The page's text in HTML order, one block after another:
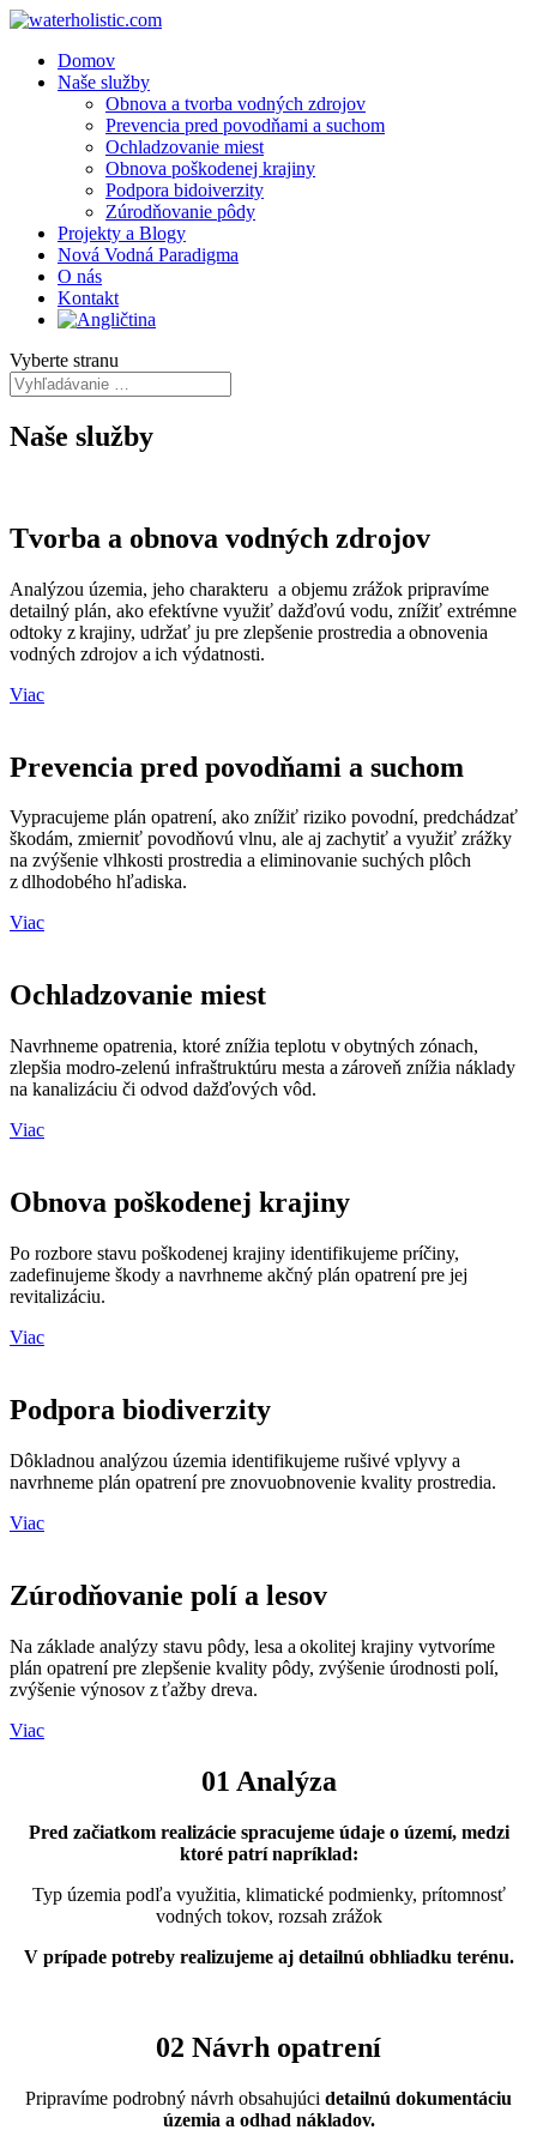
Domov
Naše služby
Obnova a tvorba vodných zdrojov
Prevencia pred povodňami a suchom
Ochladzovanie miest
Obnova poškodenej krajiny
Podpora bidoiverzity
Zúrodňovanie pôdy
Projekty a Blogy
Nová Vodná Paradigma
O nás
Kontakt
Vyberte stranu
Naše služby
Tvorba a obnova vodných zdrojov
Analýzou územia, jeho charakteru a objemu zrážok pripravíme
detailný plán, ako efektívne využiť dažďovú vodu, znížiť extrémne
odtoky z krajiny, udržať ju pre zlepšenie prostredia a obnovenia
vodných zdrojov a ich výdatnosti.
Viac
Prevencia pred povodňami a suchom
Vypracujeme plán opatrení, ako znížiť riziko povodní, predchádzať
škodám, zmierniť povodňovú vlnu, ale aj zachytiť a využiť zrážky
na zvýšenie vlhkosti prostredia a eliminovanie suchých plôch
z dlhodobého hľadiska.
Viac
Ochladzovanie miest
Navrhneme opatrenia, ktoré znížia teplotu v obytných zónach,
zlepšia modro-zelenú infraštruktúru mesta a zároveň znížia náklady
na kanalizáciu či odvod dažďových vôd.
Viac
Obnova poškodenej krajiny
Po rozbore stavu poškodenej krajiny identifikujeme príčiny,
zadefinujeme škody a navrhneme akčný plán opatrení pre jej
revitalizáciu.
Viac
Podpora biodiverzity
Dôkladnou analýzou územia identifikujeme rušivé vplyvy a
navrhneme plán opatrení pre znovuobnovenie kvality prostredia.
Viac
Zúrodňovanie polí a lesov
Na základe analýzy stavu pôdy, lesa a okolitej krajiny vytvoríme
plán opatrení pre zlepšenie kvality pôdy, zvýšenie úrodnosti polí,
zvýšenie výnosov z ťažby dreva.
Viac
01 Analýza
Pred začiatkom realizácie spracujeme údaje o území, medzi
ktoré patrí napríklad:
Typ územia podľa využitia, klimatické podmienky, prítomnosť
vodných tokov, rozsah zrážok
V prípade potreby realizujeme aj detailnú obhliadku terénu.
02 Návrh opatrení
Pripravíme podrobný návrh obsahujúci detailnú dokumentáciu
územia a odhad nákladov.